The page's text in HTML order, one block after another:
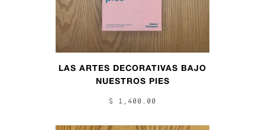
LAS ARTES DECORATIVAS BAJO
NUESTROS PIES
$ 1,400.00